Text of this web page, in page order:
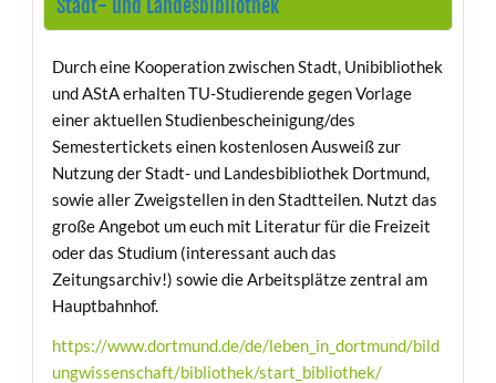
Stadt- und Landesbibliothek
Durch eine Kooperation zwischen Stadt, Unibibliothek
und AStA erhalten TU-Studierende gegen Vorlage
einer aktuellen Studienbescheinigung/des
Semestertickets einen kostenlosen Ausweiß zur
Nutzung der Stadt- und Landesbibliothek Dortmund,
sowie aller Zweigstellen in den Stadtteilen. Nutzt das
große Angebot um euch mit Literatur für die Freizeit
oder das Studium (interessant auch das
Zeitungsarchiv!) sowie die Arbeitsplätze zentral am
Hauptbahnhof.
https://www.dortmund.de/de/leben_in_dortmund/bild
ungwissenschaft/bibliothek/start_bibliothek/